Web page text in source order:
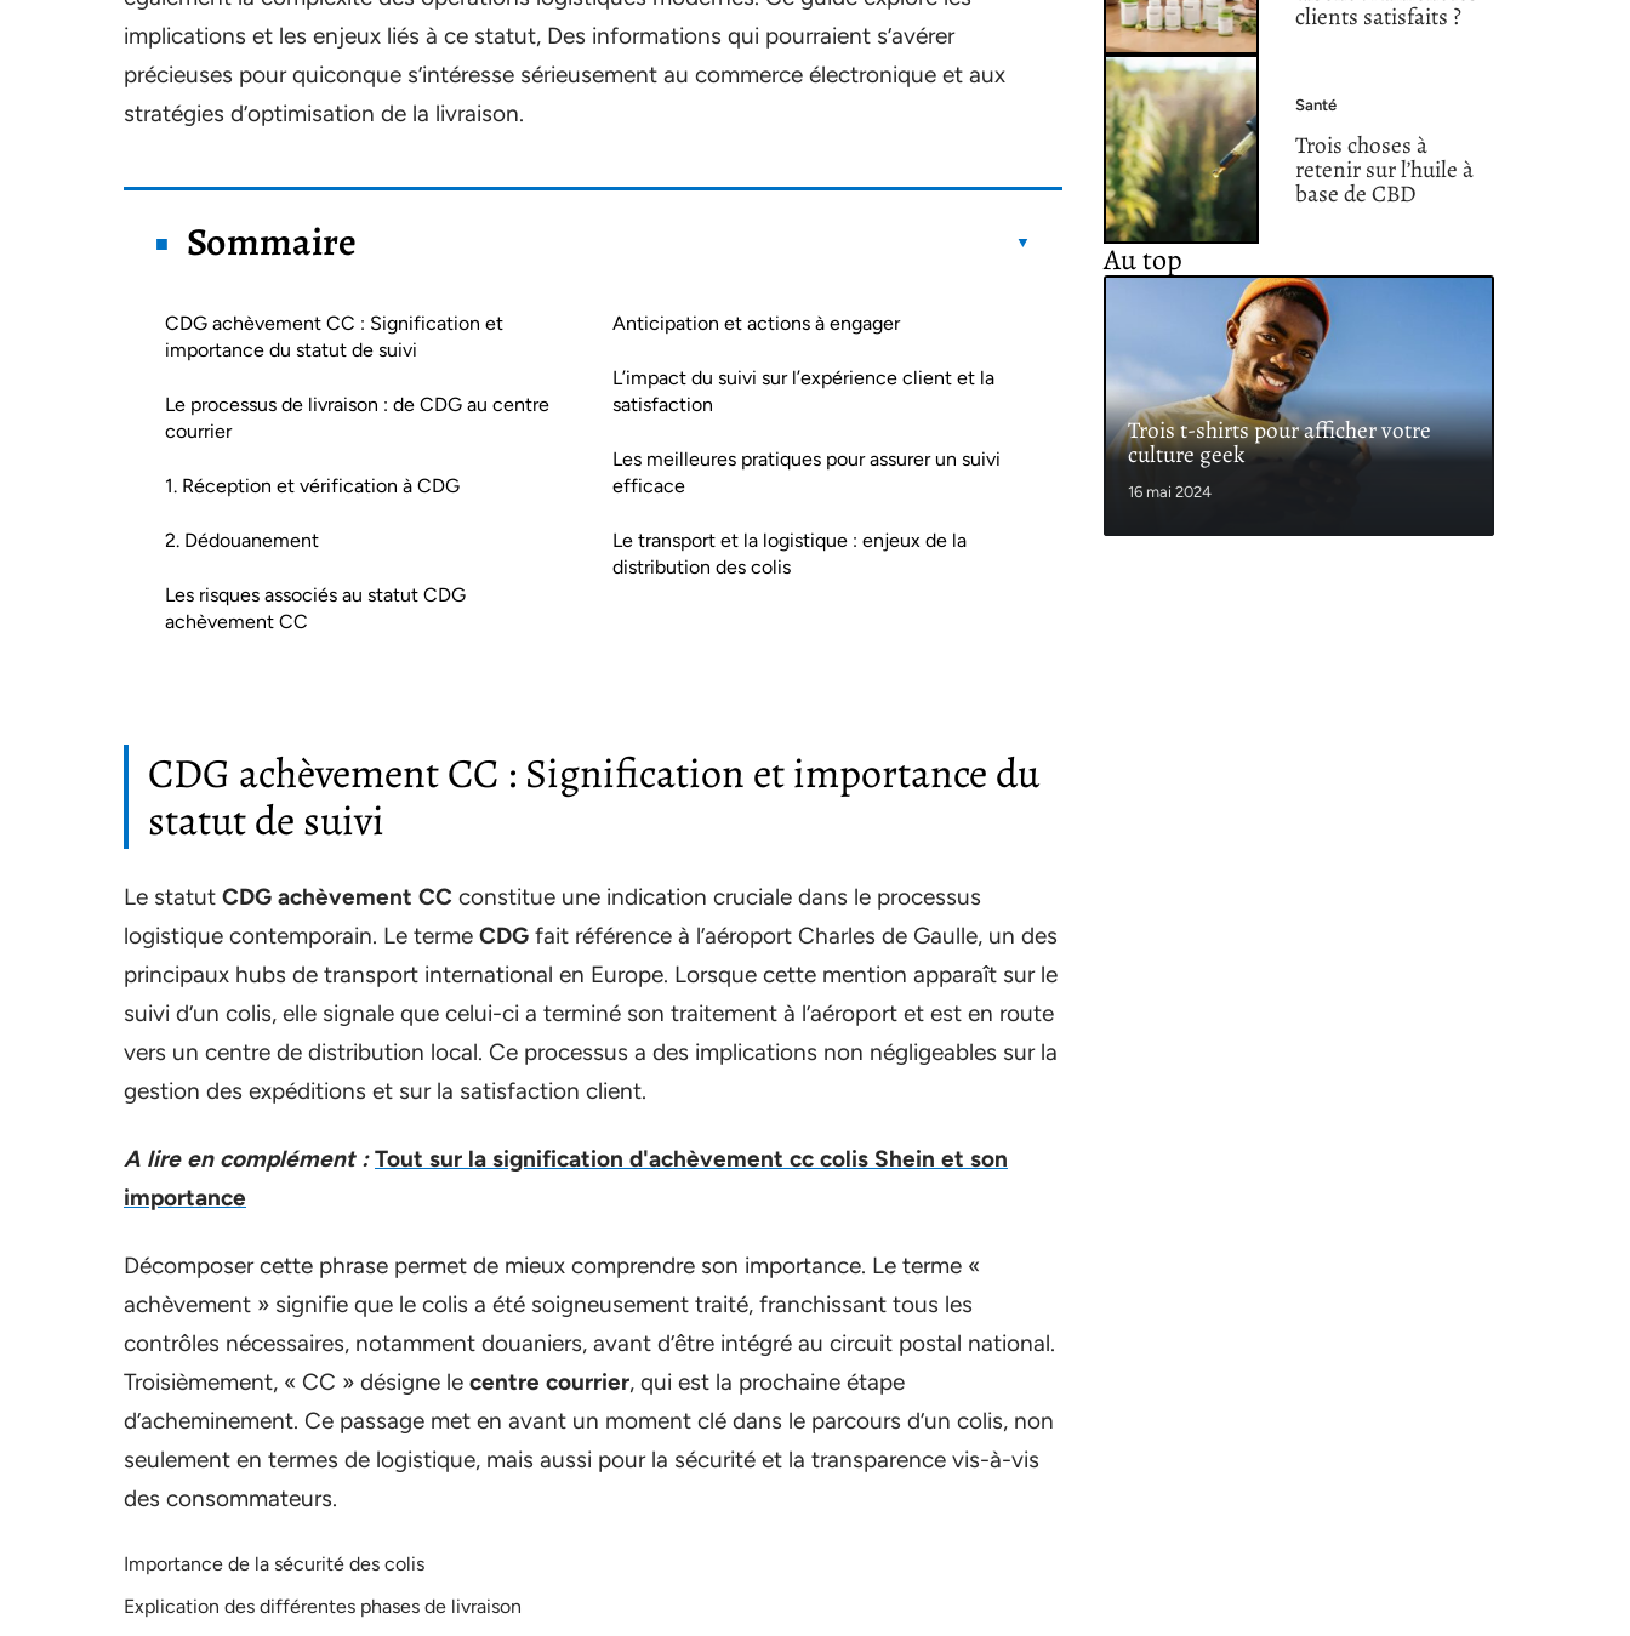
implications et les enjeux liés à ce statut, Des informations qui pourraient s’avérer
précieuses pour quiconque s’intéresse sérieusement au commerce électronique et aux
stratégies d’optimisation de la livraison.
Sommaire
CDG achèvement CC : Signification et
importance du statut de suivi
Le processus de livraison : de CDG au centre
courrier
1. Réception et vérification à CDG
2. Dédouanement
Les risques associés au statut CDG
achèvement CC
Anticipation et actions à engager
L’impact du suivi sur l’expérience client et la
satisfaction
Les meilleures pratiques pour assurer un suivi
efficace
Le transport et la logistique : enjeux de la
distribution des colis
CDG achèvement CC : Signification et importance du
statut de suivi
Le statut CDG achèvement CC constitue une indication cruciale dans le processus
logistique contemporain. Le terme CDG fait référence à l’aéroport Charles de Gaulle, un des
principaux hubs de transport international en Europe. Lorsque cette mention apparaît sur le
suivi d’un colis, elle signale que celui-ci a terminé son traitement à l’aéroport et est en route
vers un centre de distribution local. Ce processus a des implications non négligeables sur la
gestion des expéditions et sur la satisfaction client.
A lire en complément : Tout sur la signification d'achèvement cc colis Shein et son
importance
Décomposer cette phrase permet de mieux comprendre son importance. Le terme «
achèvement » signifie que le colis a été soigneusement traité, franchissant tous les
contrôles nécessaires, notamment douaniers, avant d’être intégré au circuit postal national.
Troisièmement, « CC » désigne le centre courrier, qui est la prochaine étape
d’acheminement. Ce passage met en avant un moment clé dans le parcours d’un colis, non
seulement en termes de logistique, mais aussi pour la sécurité et la transparence vis-à-vis
des consommateurs.
Importance de la sécurité des colis
Explication des différentes phases de livraison
clients satisfaits ?
Santé
Trois choses à
retenir sur l’huile à
base de CBD
Au top
Trois t-shirts pour afficher votre
culture geek
16 mai 2024